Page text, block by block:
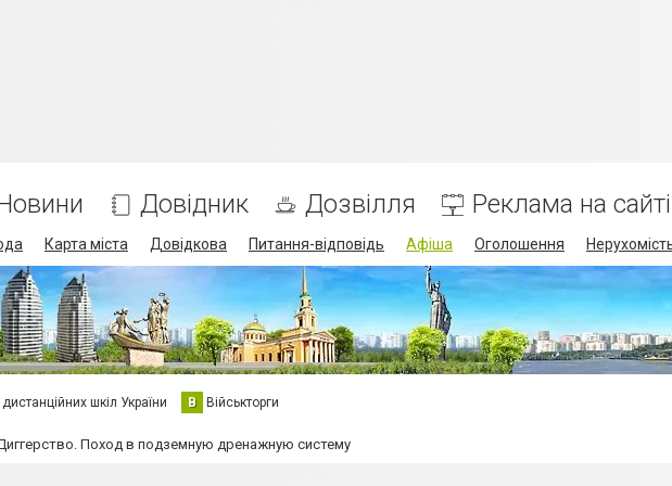
Довідник Дозвілля Реклама на сайті
Карта міста Довідкова Питання-відповідь Афіша Оголошення
шкіл України В Військторги
Поход в подземную дренажную систему